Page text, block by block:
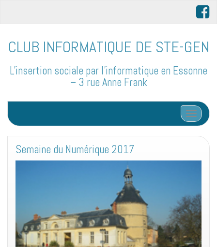
CLUB INFORMATIQUE DE STE-GEN
L'insertion sociale par l'informatique en Essonne
– 3 rue Anne Frank
Afficher/
Semaine du Numérique 2017